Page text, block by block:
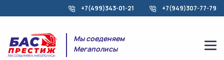
+7(499)343-01-21 +7(949)307-77-79
Мы соеденяем
Мегаполисы